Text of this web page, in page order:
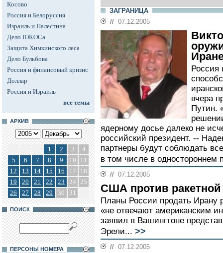
Косово
Россия и Белоруссия
Израиль и Палестина
Дело ЮКОСа
Защита Химкинского леса
Дело Бульбова
Россия и финансовый кризис
Доллар
Россия и Израиль
все темы
АРХИВ
1 2 3
4
5
6 7 8 9 10
11
12
13 14 15 16 17
18
19
20 21 22 23 24 25
26
27 28 29 30 31
ПОИСК
ПЕРСОНЫ НОМЕРА
ЗАГРАНИЦА
// 07.12.2005
Россия
вчера
Путин.
ядерному досье далеко не
российский президент. --
партнеры будут соблюдать
в том числе в одностороннем
// 07.12.2005
США против
Планы России продать Ирану
«не отвечают американским
заявил в Вашингтоне
Эрели... >>
// 07.12.2005